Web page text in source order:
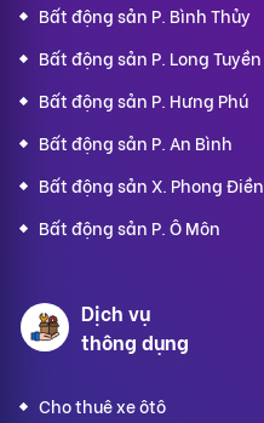
Bất động sản P. Bình Thủy
Bất động sản P. Long Tuyền
Bất động sản P. Hưng Phú
Bất động sản P. An Bình
Bất động sản X. Phong Điền
Bất động sản P. Ô Môn
Dịch vụ
thông dụng
Cho thuê xe ôtô